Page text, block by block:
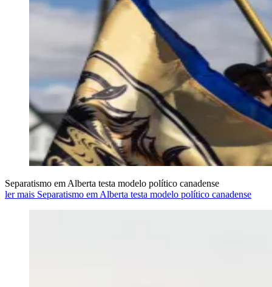
Separatismo em Alberta testa modelo político canadense
ler mais Separatismo em Alberta testa modelo político canadense